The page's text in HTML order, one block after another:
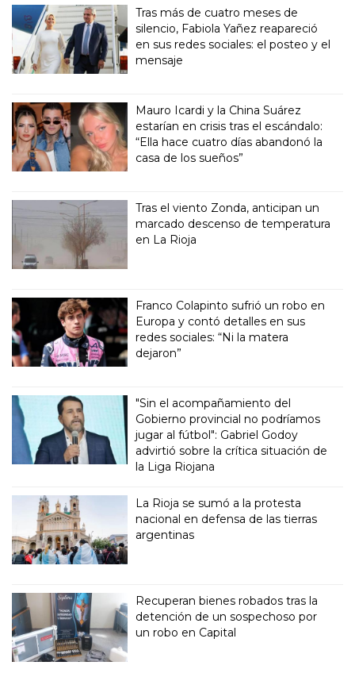
Tras más de cuatro meses de
silencio, Fabiola Yañez reapareció
en sus redes sociales: el posteo y el
mensaje
Mauro Icardi y la China Suárez
estarían en crisis tras el escándalo:
“Ella hace cuatro días abandonó la
casa de los sueños”
Tras el viento Zonda, anticipan un
marcado descenso de temperatura
en La Rioja
Franco Colapinto sufrió un robo en
Europa y contó detalles en sus
redes sociales: “Ni la matera
dejaron”
"Sin el acompañamiento del
Gobierno provincial no podríamos
jugar al fútbol": Gabriel Godoy
advirtió sobre la crítica situación de
la Liga Riojana
La Rioja se sumó a la protesta
nacional en defensa de las tierras
argentinas
Recuperan bienes robados tras la
detención de un sospechoso por
un robo en Capital